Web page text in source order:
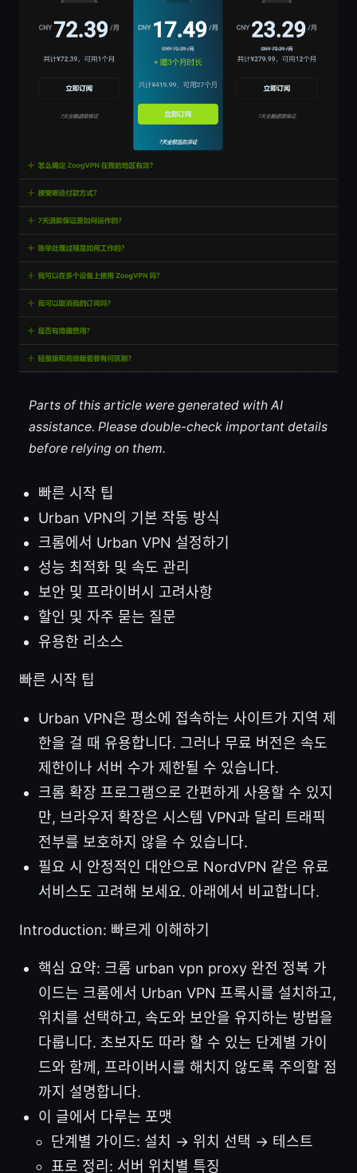
Parts of this article were generated with AI
assistance. Please double-check important details
before relying on them.
빠른 시작 팁
Urban VPN의 기본 작동 방식
크롬에서 Urban VPN 설정하기
성능 최적화 및 속도 관리
보안 및 프라이버시 고려사항
할인 및 자주 묻는 질문
유용한 리소스
빠른 시작 팁
Urban VPN은 평소에 접속하는 사이트가 지역 제
한을 걸 때 유용합니다. 그러나 무료 버전은 속도
제한이나 서버 수가 제한될 수 있습니다.
크롬 확장 프로그램으로 간편하게 사용할 수 있지
만, 브라우저 확장은 시스템 VPN과 달리 트래픽
전부를 보호하지 않을 수 있습니다.
필요 시 안정적인 대안으로 NordVPN 같은 유료
서비스도 고려해 보세요. 아래에서 비교합니다.
Introduction: 빠르게 이해하기
핵심 요약: 크롬 urban vpn proxy 완전 정복 가
이드는 크롬에서 Urban VPN 프록시를 설치하고,
위치를 선택하고, 속도와 보안을 유지하는 방법을
다룹니다. 초보자도 따라 할 수 있는 단계별 가이
드와 함께, 프라이버시를 해치지 않도록 주의할 점
까지 설명합니다.
이 글에서 다루는 포맷
단계별 가이드: 설치 → 위치 선택 → 테스트
표로 정리: 서버 위치별 특징